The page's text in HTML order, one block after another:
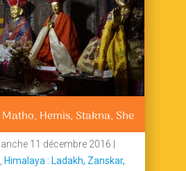
Hemis, Stakna, She
11 décembre 2016
, Himalaya : Ladakh, Zanskar,